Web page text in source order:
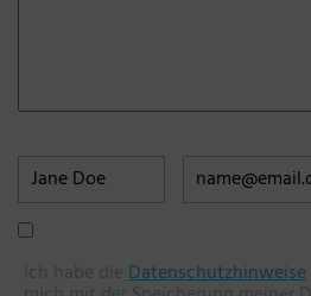
Ich habe dieDatenschutzhinweise